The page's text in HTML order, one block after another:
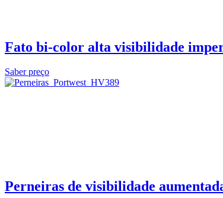
Fato bi-color alta visibilidade
Saber preço
Perneiras de visibilidade